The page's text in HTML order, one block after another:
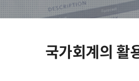
국가회계의 활